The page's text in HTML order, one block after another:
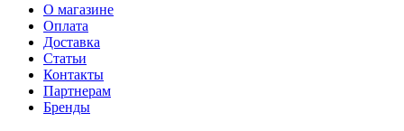
О магазине
Оплата
Доставка
Статьи
Контакты
Партнерам
Бренды